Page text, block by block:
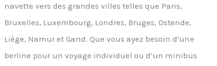
navette vers des grandes villes telles que Paris,
Bruxelles, Luxembourg, Londres, Bruges, Ostende,
Liège, Namur et Gand. Que vous ayez besoin d’une
berline pour un voyage individuel ou d’un minibus